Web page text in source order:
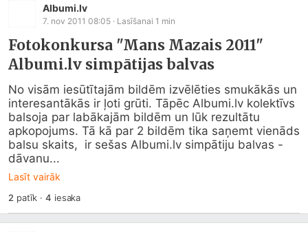
Albumi.lv
7. nov 2011 08:05 · Lasīšanai 1 min
Fotokonkursa "Mans Mazais 2011"
Albumi.lv simpātijas balvas
No visām iesūtītajām bildēm izvēlēties smukākās un
interesantākās ir ļoti grūti. Tāpēc Albumi.lv kolektīvs
balsoja par labākajām bildēm un lūk rezultātu
apkopojums. Tā kā par 2 bildēm tika saņemt vienāds
balsu skaits,  ir sešas Albumi.lv simpātiju balvas -
dāvanu...
Lasīt vairāk
2 patīk ·4 iesaka